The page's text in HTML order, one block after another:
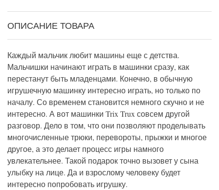
ОПИСАНИЕ ТОВАРА
Каждый мальчик любит машины еще с детства.
Мальчишки начинают играть в машинки сразу, как
перестанут быть младенцами. Конечно, в обычную
игрушечную машинку интересно играть, но только по
началу. Со временем становится немного скучно и не
интересно. А вот машинки Trix Trux совсем другой
разговор. Дело в том, что они позволяют проделывать
многочисленные трюки, перевороты, прыжки и многое
другое, а это делает процесс игры намного
увлекательнее. Такой подарок точно вызовет у сына
улыбку на лице. Да и взрослому человеку будет
интересно попробовать игрушку.